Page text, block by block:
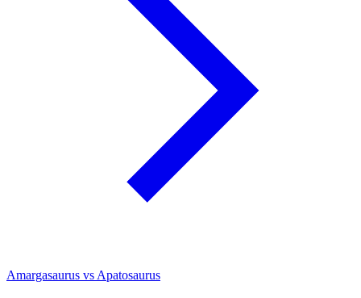
Amargasaurus vs Apatosaurus